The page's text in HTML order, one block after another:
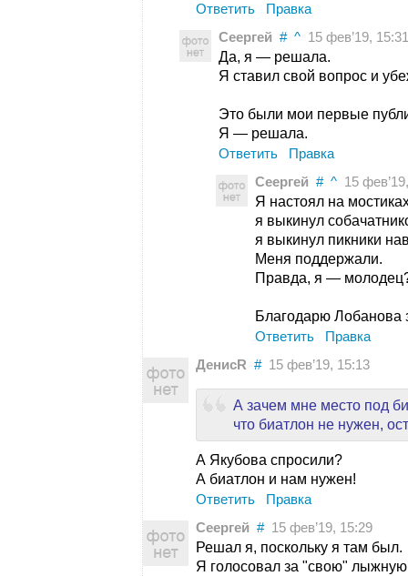
Ответить
Правка
Сеергей # ^ 15 фев’19, 15:31
Да, я — решала.
Я ставил свой вопрос и
Это были мои первые
Я — решала.
Ответить
Правка
Сеергей # ^ 15
Я настоял на
я выкинул
я выкинул пикники
Меня поддержали.
Правда, я —
Благодарю Лобанова
Ответить
Правка
ДенисR #15 фев’19, 15:13
А зачем мне место под
что биатлон не нужен,
А Якубова спросили?
А биатлон и нам нужен!
Ответить
Правка
Сеергей #15 фев’19, 15:29
Решал я, поскольку я там был.
Я голосовал за "свою" лыжную